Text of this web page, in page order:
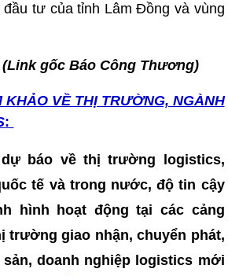
đầu tư của tỉnh Lâm Đồng và vùng
gốc Báo Công Thương)
KHẢO VỀ THỊ TRƯỜNG, NGÀNH
:
báo về thị trường logistics,
tế và trong nước, độ tin cậy
hình hoạt động tại các cảng
trường giao nhận, chuyển phát,
sản, doanh nghiệp logistics mới